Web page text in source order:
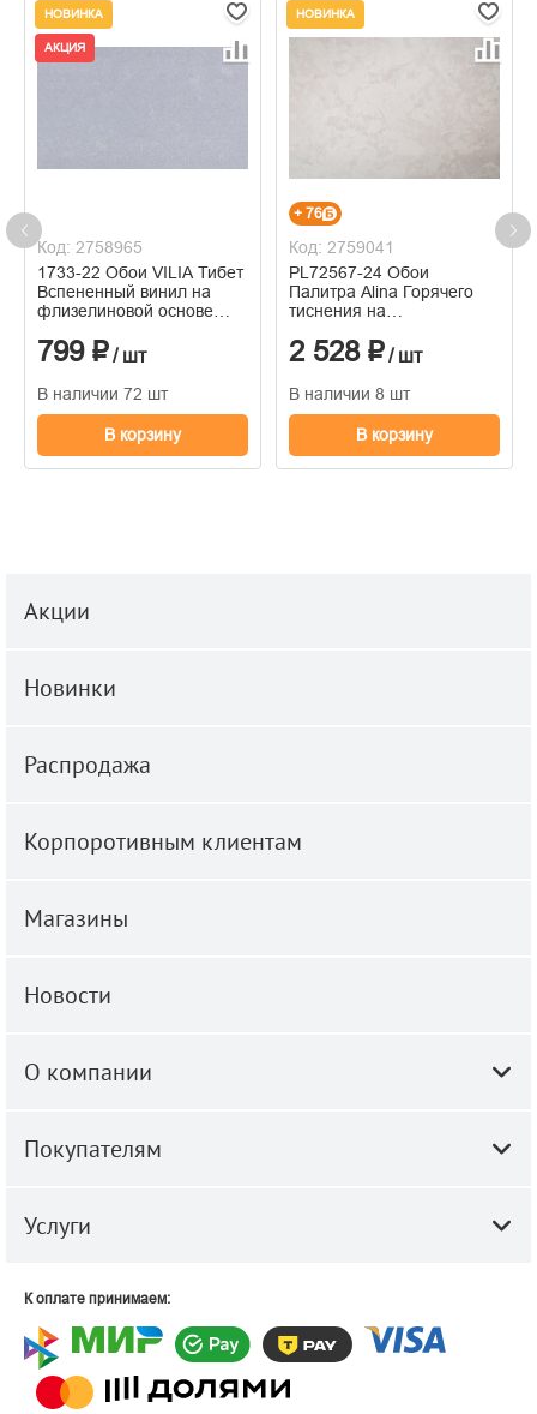
НОВИНКА
АКЦИЯ
Код: 2758965
1733-22 Обои VILIA Тибет
Вспененный винил на
флизелиновой основе
799 ₽/ шт
В наличии 72 шт
В корзину
НОВИНКА
+ 76
Код: 2759041
PL72567-24 Обои
Палитра Alina Горячего
тиснения на
1.06м x 10.05
2 528 ₽/ шт
В наличии 8 шт
В корзину
Акции
Новинки
Распродажа
Корпоротивным клиентам
Магазины
Новости
О компании
Покупателям
Услуги
К оплате принимаем: